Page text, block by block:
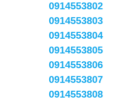
0914553802
0914553803
0914553804
0914553805
0914553806
0914553807
0914553808